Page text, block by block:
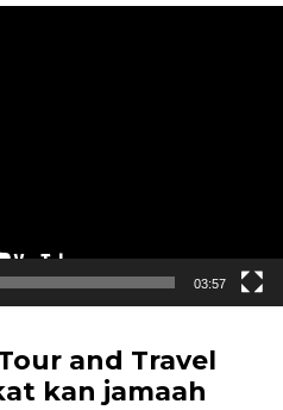
03:57
and Travel
kan jamaah